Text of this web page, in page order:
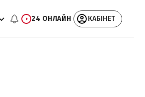
24 ОНЛАЙН КАБІНЕТ